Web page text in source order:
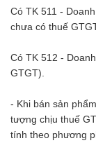
Có TK 511 -
chưa có thuế
Có TK 512 -
GTGT).
- Khi bán sản
tượng chịu thuế
tính theo phương